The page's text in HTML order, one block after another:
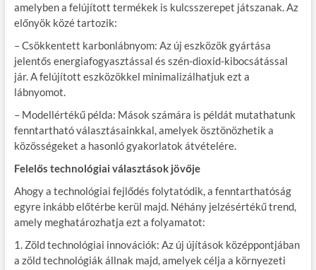
amelyben a felújított termékek is kulcsszerepet játszanak. Az
előnyök közé tartozik:
– Csökkentett karbonlábnyom: Az új eszközök gyártása
jelentős energiafogyasztással és szén-dioxid-kibocsátással
jár. A felújított eszközökkel minimalizálhatjuk ezt a
lábnyomot.
– Modellértékű példa: Mások számára is példát mutathatunk
fenntartható választásainkkal, amelyek ösztönözhetik a
közösségeket a hasonló gyakorlatok átvételére.
Felelős technológiai választások jövője
Ahogy a technológiai fejlődés folytatódik, a fenntarthatóság
egyre inkább előtérbe kerül majd. Néhány jelzésértékű trend,
amely meghatározhatja ezt a folyamatot:
1. Zöld technológiai innovációk: Az új újítások középpontjában
a zöld technológiák állnak majd, amelyek célja a környezeti